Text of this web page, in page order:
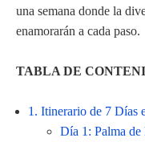
una semana donde la
enamorarán a cada paso.
TABLA DE
1. Itinerario de 7 Días
Día 1: Palma de